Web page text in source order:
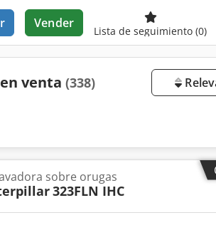
Vender
Lista de seguimiento (0)
venta (338)
sobre orugas
323FLN IHC